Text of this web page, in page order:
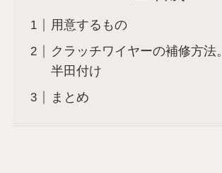
用意するもの
クラッチワイヤーの補修方法
半田付け
まとめ